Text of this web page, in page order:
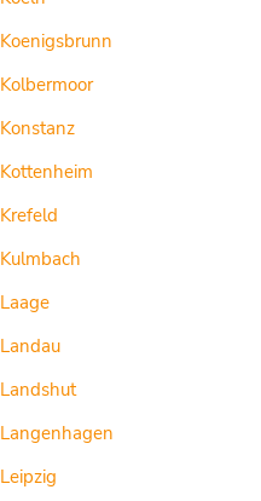
Koenigsbrunn
Kolbermoor
Konstanz
Kottenheim
Krefeld
Kulmbach
Laage
Landau
Landshut
Langenhagen
Leipzig